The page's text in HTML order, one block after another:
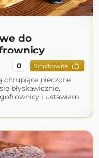
do
0 Smakowite
chrupiące pieczone
błyskawicznie,
i ustawiam